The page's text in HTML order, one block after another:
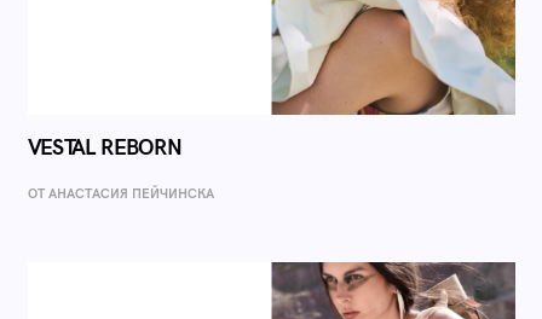
VESTAL REBORN
ОТ AНАСТАСИЯ ПЕЙЧИНСКА